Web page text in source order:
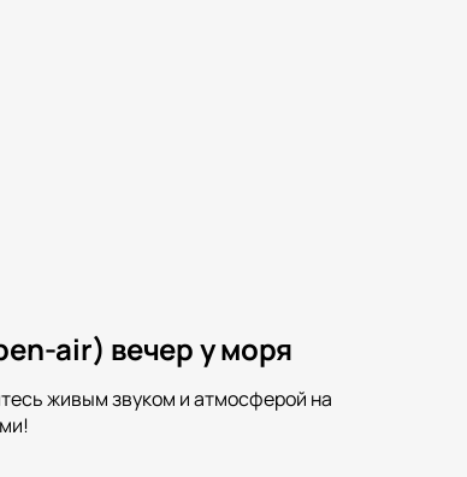
air) вечер у моря
живым звуком и атмосферой на